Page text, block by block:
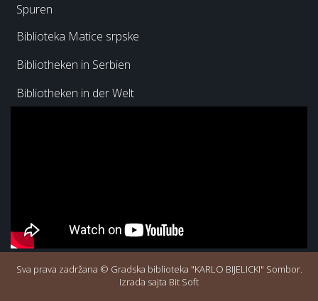
Spuren
Biblioteka Matice srpske
Bibliotheken in Serbien
Bibliotheken in der Welt
Sva prava zadržana © Gradska biblioteka "KARLO BIJELICKI" Sombor.
Izrada sajta Bit Soft